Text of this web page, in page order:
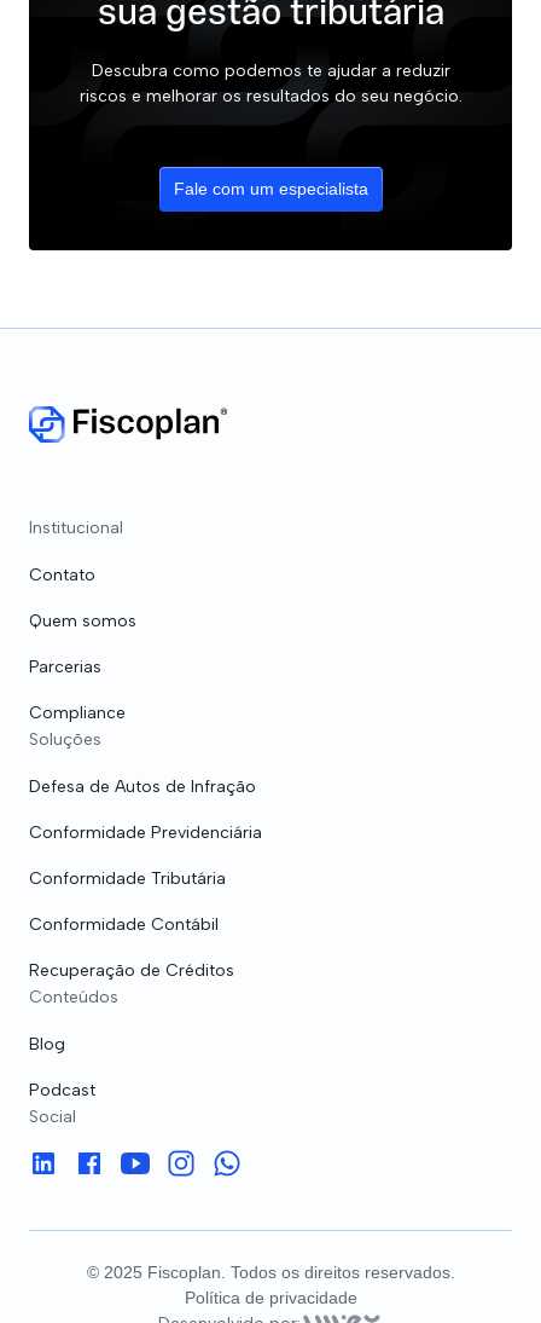
sua gestão tributária
Descubra como podemos te ajudar a reduzir
riscos e melhorar os resultados do seu negócio.
Fale com um especialista
Institucional
Contato
Quem somos
Parcerias
Compliance
Soluções
Defesa de Autos de Infração
Conformidade Previdenciária
Conformidade Tributária
Conformidade Contábil
Recuperação de Créditos
Conteúdos
Blog
Podcast
Social
© 2025 Fiscoplan. Todos os direitos reservados.
Política de privacidade